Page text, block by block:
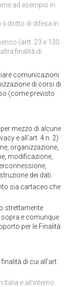
ad esempio in
il diritto di difesa in
(artt. 23 e 130
finalità di
comunicazioni
di corsi di
(come previsto
mezzo di alcune
e all’art. 4 n. 2)
organizzazione,
modificazione,
dei dati.
sia cartaceo che
strettamente
sopra e comunque
per le Finalità
di cui all’art.
e all’interno